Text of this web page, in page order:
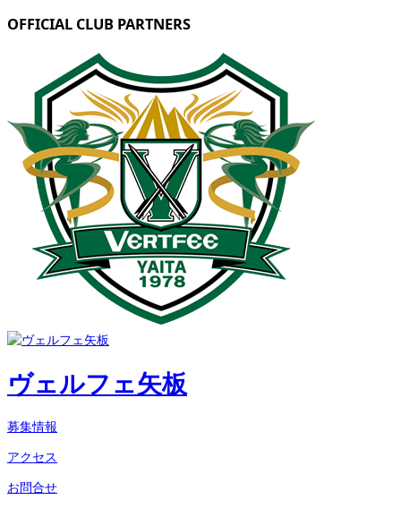
OFFICIAL CLUB PARTNERS
ヴェルフェ矢板
募集情報
アクセス
お問合せ